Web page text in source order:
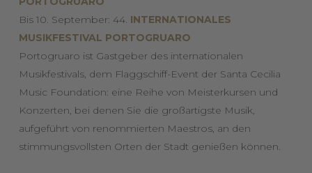
Bis 10. September: 44. INTERNATIONALES
MUSIKFESTIVAL PORTOGRUARO
Portogruaro ist Gastgeber des internationalen
Musikfestivals, dem Flaggschiff-Event der Santa Cecilia
Music Foundation: eine Reihe von Meisterkursen und
Konzerten, bei denen Sie die großartigste Musik,
aufgeführt von renommierten Maestros, an den
stimmungsvollsten Orten der Stadt genießen können.